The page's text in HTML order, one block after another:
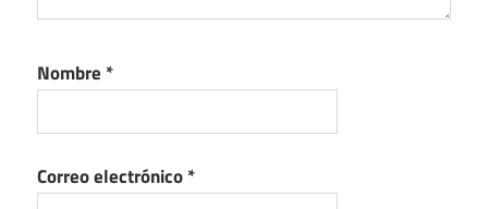
Nombre *
Correo electrónico*